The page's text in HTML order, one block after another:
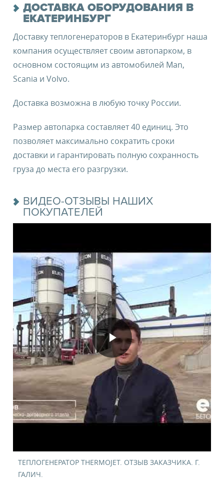
ДОСТАВКА ОБОРУДОВАНИЯ В
ЕКАТЕРИНБУРГ
Доставку теплогенераторов в Екатеринбург наша
компания осуществляет своим автопарком, в
основном состоящим из автомобилей Man,
Scania и Volvo.
Доставка возможна в любую точку России.
Размер автопарка составляет 40 единиц. Это
позволяет максимально сократить сроки
доставки и гарантировать полную сохранность
груза до места его разгрузки.
ВИДЕО-ОТЗЫВЫ НАШИХ
ПОКУПАТЕЛЕЙ
ТЕПЛОГЕНЕРАТОР THERMOJET. ОТЗЫВ ЗАКАЗЧИКА. Г.
ГАЛИЧ.